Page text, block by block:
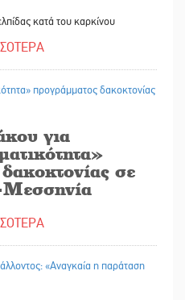
κατά του καρκίνου
για
σε